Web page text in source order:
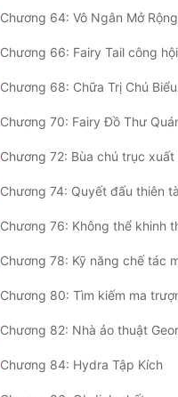
Chương 64: Vô Ngân Mở
Chương 66: Fairy Tail công hội
Chương 68: Chữa Trị Chú
Chương 70: Fairy Đồ Thư
Chương 72: Bùa chú trục
Chương 74: Quyết đấu thiên
Chương 76: Không thể khinh
Chương 78: Kỹ năng chế tác
Chương 80: Tìm kiếm ma
Chương 82: Nhà ảo thuật
Chương 84: Hydra Tập Kích